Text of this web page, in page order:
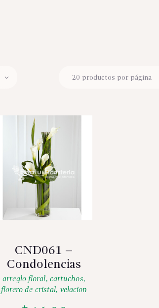
CND061 –
Condolencias
arreglo floral, cartuchos,
florero de cristal, velacion